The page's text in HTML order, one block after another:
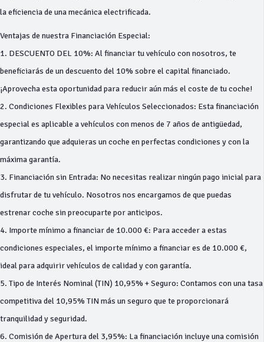
la eficiencia de una mecánica electrificada.
Ventajas de nuestra Financiación Especial:
1. DESCUENTO DEL 10%: Al financiar tu vehículo con nosotros, te
beneficiarás de un descuento del 10% sobre el capital financiado.
¡Aprovecha esta oportunidad para reducir aún más el coste de tu coche!
2. Condiciones Flexibles para Vehículos Seleccionados: Esta financiación
especial es aplicable a vehículos con menos de 7 años de antigüedad,
garantizando que adquieras un coche en perfectas condiciones y con la
máxima garantía.
3. Financiación sin Entrada: No necesitas realizar ningún pago inicial para
disfrutar de tu vehículo. Nosotros nos encargamos de que puedas
estrenar coche sin preocuparte por anticipos.
4. Importe mínimo a financiar de 10.000 €: Para acceder a estas
condiciones especiales, el importe mínimo a financiar es de 10.000 €,
ideal para adquirir vehículos de calidad y con garantía.
5. Tipo de Interés Nominal (TIN) 10,95% + Seguro: Contamos con una tasa
competitiva del 10,95% TIN más un seguro que te proporcionará
tranquilidad y seguridad.
6. Comisión de Apertura del 3,95%: La financiación incluye una comisión